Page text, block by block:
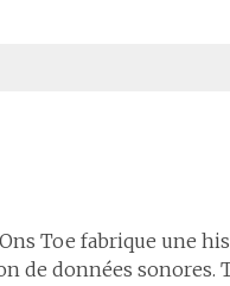
Toe fabrique une
de données sonores.